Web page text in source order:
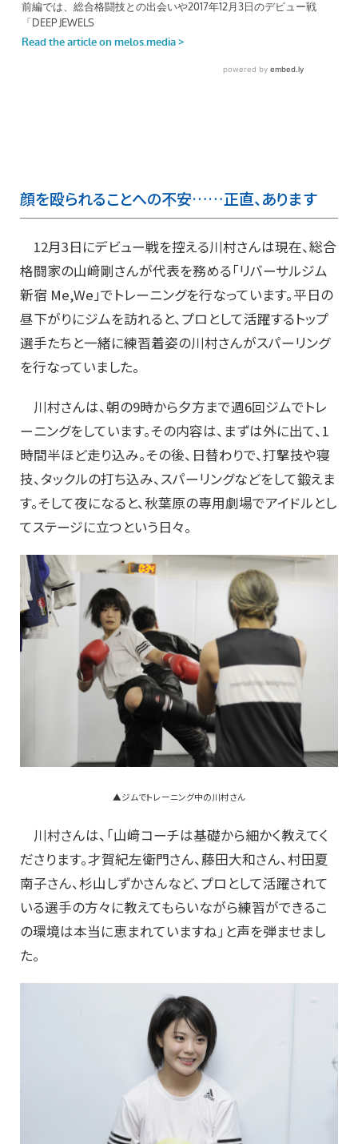
顔を殴られることへの不安……正直、あります
12月3日にデビュー戦を控える川村さんは現在、総合
格闘家の山﨑剛さんが代表を務める「リバーサルジム
新宿 Me,We」でトレーニングを行なっています。平日の
昼下がりにジムを訪れると、プロとして活躍するトップ
選手たちと一緒に練習着姿の川村さんがスパーリング
を行なっていました。
川村さんは、朝の9時から夕方まで週6回ジムでトレ
ーニングをしています。その内容は、まずは外に出て、1
時間半ほど走り込み。その後、日替わりで、打撃技や寝
技、タックルの打ち込み、スパーリングなどをして鍛えま
す。そして夜になると、秋葉原の専用劇場でアイドルとし
てステージに立つという日々。
▲ジムでトレーニング中の川村さん
川村さんは、「山﨑コーチは基礎から細かく教えてく
ださります。才賀紀左衛門さん、藤田大和さん、村田夏
南子さん、杉山しずかさんなど、プロとして活躍されて
いる選手の方々に教えてもらいながら練習ができるこ
の環境は本当に恵まれていますね」と声を弾ませまし
た。